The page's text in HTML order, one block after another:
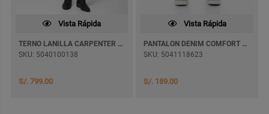
Vista Rápida
TERNO LANILLA CARPENTER RECTO
SKU: 5040100138
S/. 799.00
Vista Rápida
PANTALON DENIM COMFORT GHONDAL SEMI PITILLO
SKU: 5041118623
S/. 189.00